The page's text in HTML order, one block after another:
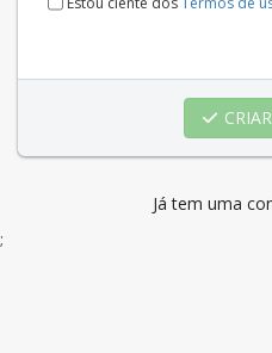
Já tem uma
;